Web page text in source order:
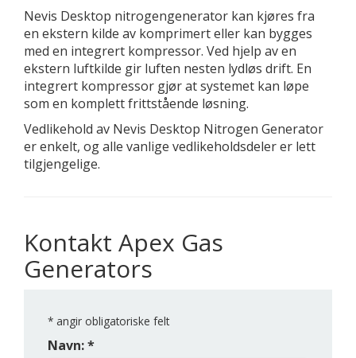
Nevis Desktop nitrogengenerator kan kjøres fra
en ekstern kilde av komprimert eller kan bygges
med en integrert kompressor. Ved hjelp av en
ekstern luftkilde gir luften nesten lydløs drift. En
integrert kompressor gjør at systemet kan løpe
som en komplett frittstående løsning.
Vedlikehold av Nevis Desktop Nitrogen Generator
er enkelt, og alle vanlige vedlikeholdsdeler er lett
tilgjengelige.
Kontakt Apex Gas
Generators
* angir obligatoriske felt
Navn: *